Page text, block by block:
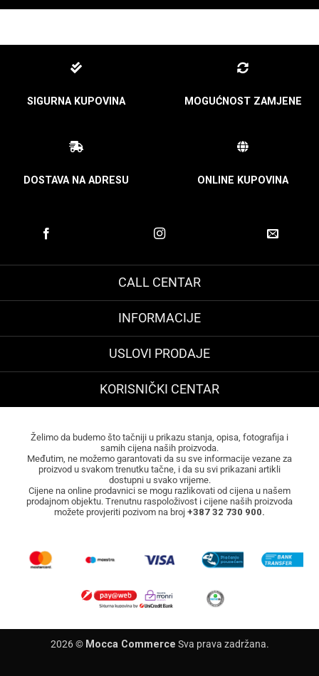
SIGURNA KUPOVINA MOGUĆNOST ZAMJENE
DOSTAVA NA ADRESU ONLINE KUPOVINA
CALL CENTAR
INFORMACIJE
USLOVI PRODAJE
KORISNIČKI CENTAR
Želimo da budemo što tačniji u prikazu stanja, opisa, fotografija i
samih cijena naših proizvoda.
Međutim, ne možemo garantovati da su sve informacije vezane za
proizvod u svakom trenutku tačne, i da su svi prikazani artikli
dostupni u svako vrijeme.
Cijene na online prodavnici se mogu razlikovati od cijena u našem
prodajnom objektu. Trenutnu raspoloživost i cijene naših proizvoda
možete provjeriti pozivom na broj +387 32 730 900.
2026 © Mocca Commerce Sva prava zadržana.